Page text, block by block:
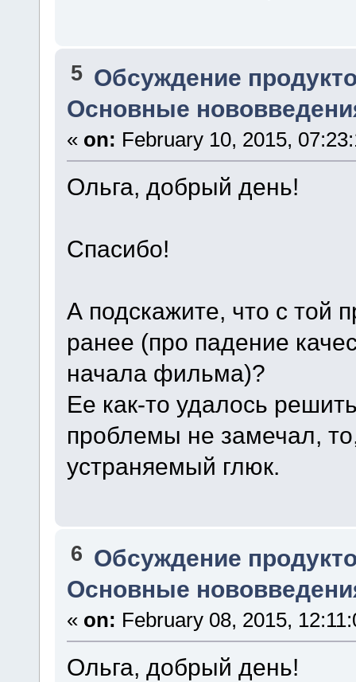
5 Обсуждение
Основные
« on: February 10, 2015,
Ольга, добрый день!
Спасибо!
А подскажите, что с той
ранее (про падение
начала фильма)?
Ее как-то удалось
проблемы не замечал,
устраняемый глюк.
6 Обсуждение
Основные
« on: February 08, 2015,
Ольга, добрый день!